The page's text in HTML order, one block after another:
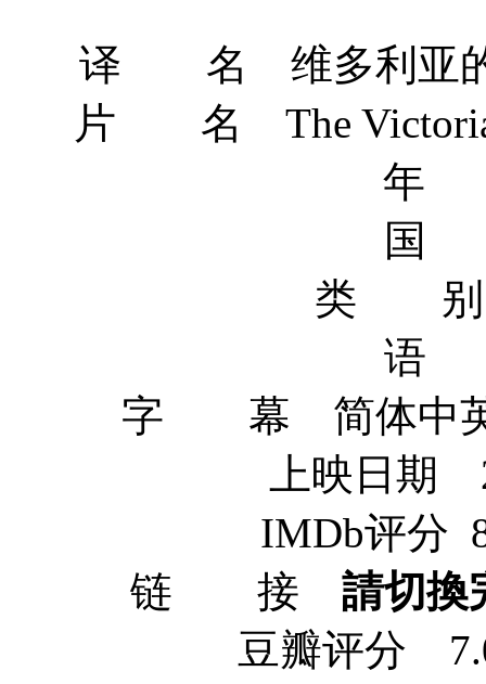
译 名 维多利亚的
片 名 The Victoria's
年
国
类 别
语
字 幕 简体中英 /
上映日期
IMDb评分
链 接 請切換
豆瓣评分